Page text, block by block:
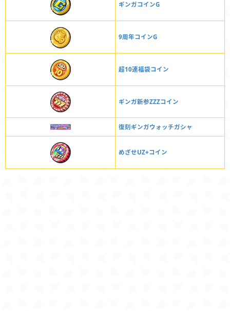
ギンガコインG
9周年コインG
超10連福袋コイン
ギンガ新参ZZZコイン
復刻ギンガウォッチガシャ
めざせUZ+コイン